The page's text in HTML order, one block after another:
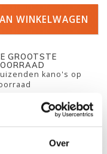
Over
WINKELWAGEN
GROOTSTE
kano's op